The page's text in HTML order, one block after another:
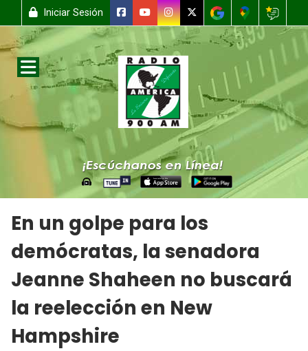
Iniciar Sesión
En un golpe para los
demócratas, la senadora
Jeanne Shaheen no buscará
la reelección en New
Hampshire